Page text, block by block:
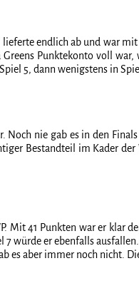
endlich ab und war
Punktekonto voll
5, dann wenigstens in
nie gab es in den
Bestandteil im Kader
Mit 41 Punkten war er klar
würde er ebenfalls ausfallen.
es aber immer noch nicht.